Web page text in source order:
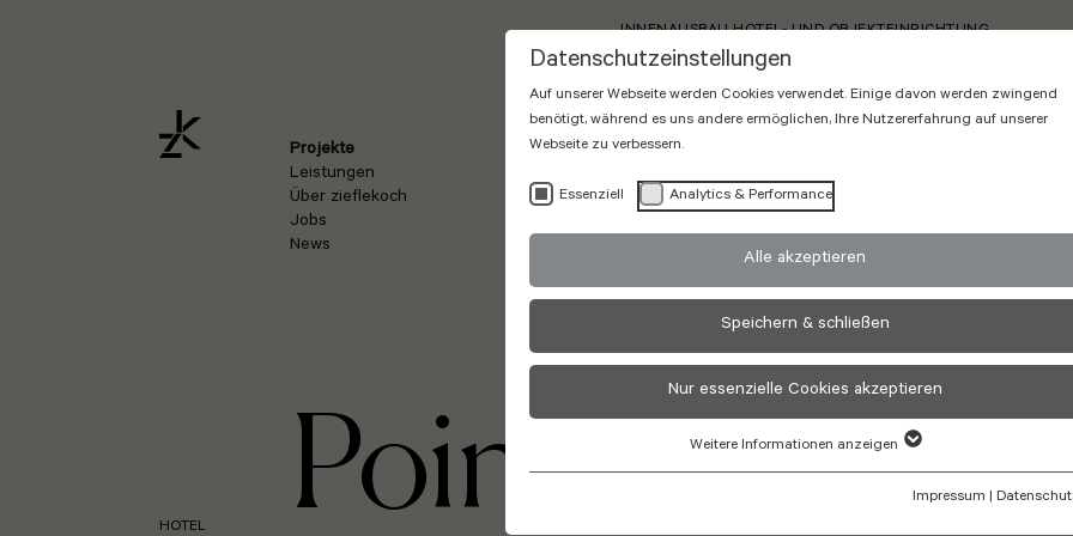
INNENAUSBAU HOTEL- UND OBJEKTEINRICHTUNG
Projekte
Leistungen
Über zieflekoch
Jobs
News
HOTEL Point 7
Datenschutzeinstellungen
Auf unserer Webseite werden Cookies verwendet. Einige davon werden zwingend
benötigt, während es uns andere ermöglichen, Ihre Nutzererfahrung auf unserer
Webseite zu verbessern.
Essenziell Analytics & Performance
Alle akzeptieren
Speichern & schließen
Nur essenzielle Cookies akzeptieren
Weitere Informationen anzeigen
Impressum |